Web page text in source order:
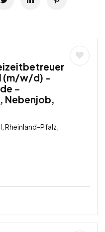
(m/w/d) –
–
Nebenjob,
Rheinland-Pfalz,